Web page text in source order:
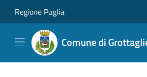
Regione Puglia
Comune di